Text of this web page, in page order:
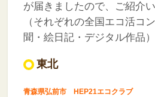
が届きましたので、ご紹介
（それぞれの全国エコ活コ
聞・絵日記・デジタル作品
東北
青森県弘前市 HEP21エコクラブ